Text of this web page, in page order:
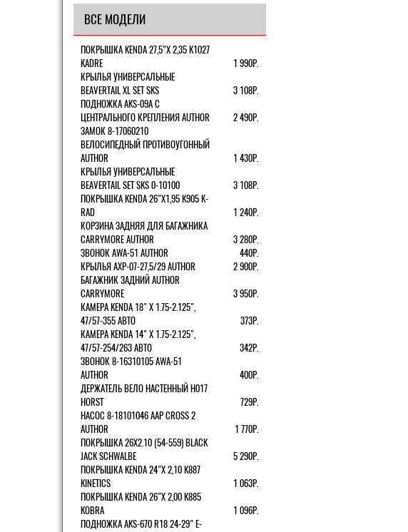
ВСЕ МОДЕЛИ
ПОКРЫШКА KENDA 27,5"Х 2,35 K1027
KADRE
1 990Р.
КРЫЛЬЯ УНИВЕРСАЛЬНЫЕ
BEAVERTAIL XL SET SKS
3 108Р.
ПОДНОЖКА AKS-09A C
ЦЕНТРАЛЬНОГО КРЕПЛЕНИЯ AUTHOR
2 490Р.
ЗАМОК 8-17060210
ВЕЛОСИПЕДНЫЙ ПРОТИВОУГОННЫЙ
AUTHOR
1 430Р.
КРЫЛЬЯ УНИВЕРСАЛЬНЫЕ
BEAVERTAIL SET SKS 0-10100
3 108Р.
ПОКРЫШКА KENDA 26"Х1,95 K905 K-
RAD
1 240Р.
КОРЗИНА ЗАДНЯЯ ДЛЯ БАГАЖНИКА
CARRYMORE AUTHOR
3 280Р.
ЗВОНОК AWA-51 AUTHOR
440Р.
КРЫЛЬЯ AXP-07-27,5/29 AUTHOR
2 900Р.
БАГАЖНИК ЗАДНИЙ AUTHOR
CARRYMORE
3 950Р.
КАМЕРА KENDA 18" Х 1.75-2.125",
47/57-355 АВТО
373Р.
КАМЕРА KENDA 14" Х 1.75-2.125",
47/57-254/263 АВТО
342Р.
ЗВОНОК 8-16310105 AWA-51
AUTHOR
400Р.
ДЕРЖАТЕЛЬ ВЕЛО НАСТЕННЫЙ H017
HORST
729Р.
НАСОС 8-18101046 AAP CROSS 2
AUTHOR
1 770Р.
ПОКРЫШКА 26X2.10 (54-559) BLACK
JACK SCHWALBE
5 290Р.
ПОКРЫШКА KENDA 24"Х 2,10 K887
KINETICS
1 063Р.
ПОКРЫШКА KENDA 26"Х 2,00 K885
KOBRA
1 096Р.
ПОДНОЖКА AKS-670 R18 24-29" E-